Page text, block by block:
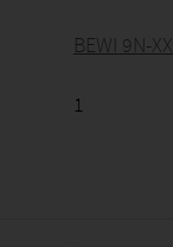
BEWI 9N-
1